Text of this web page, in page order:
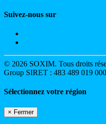
Suivez-nous sur
© 2026 SOXIM. Tous droits
Group SIRET : 483 489 019
Sélectionnez votre région
× Fermer